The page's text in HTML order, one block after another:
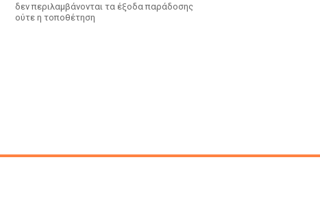
δεν περιλαμβάνονται τα έξοδα παράδοσης
ούτε η τοποθέτηση